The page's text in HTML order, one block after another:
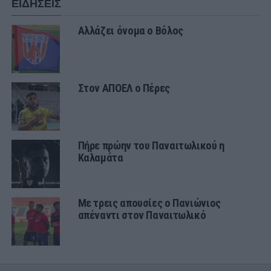
ΕΙΔΗΣΕΙΣ
Αλλάζει όνομα ο Βόλος
Στον ΑΠΟΕΛ ο Πέρες
Πήρε πρώην του Παναιτωλικού η
Καλαμάτα
Με τρεις απουσίες ο Πανιώνιος
απέναντι στον Παναιτωλικό